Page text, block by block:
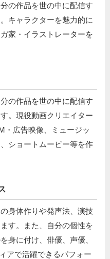
の作品を世の中に配信す
キャラクターを魅力的に
家・イラストレーターを
の作品を世の中に配信す
。現役動画クリエイター
・広告映像、ミュージッ
ショートムービー等を作
身体作りや発声法、演技
す。また、自分の個性を
身に付け、俳優、声優、
アで活躍できるパフォー